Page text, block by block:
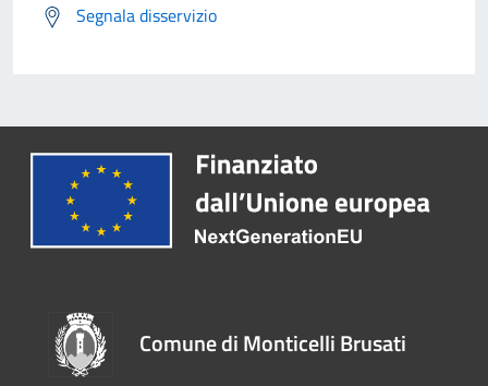
Segnala disservizio
Comune di Monticelli Brusati